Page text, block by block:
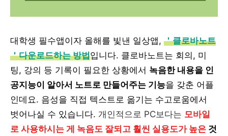
대학생 필수앱이자 올해를 빛낸 일상앱, ＇클로바노트
＇다운로드하는 방법입니다. 클로바노트는 회의, 미
팅, 강의 등 기록이 필요한 상황에서 녹음한 내용을 인
공지능이 알아서 노트로 만들어주는 기능을 갖춘 어플
인데요. 음성을 직접 텍스트로 옮기는 수고로움에서
벗어나실 수 있습니다. 개인적으로 PC보다는 모바일
로 사용하시는 게 녹음도 잘되고 훨씬 실용도가 높은 것